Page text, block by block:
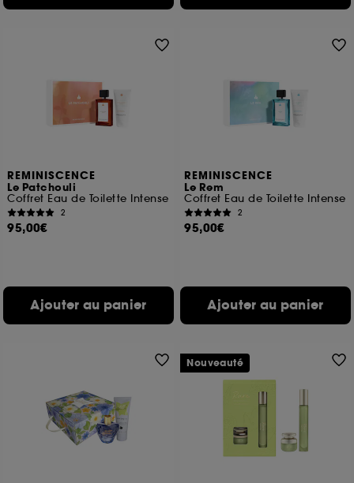
REMINISCENCE
Le Patchouli
Coffret Eau de Toilette Intense
2
95,00€
Ajouter au panier
REMINISCENCE
Le Rem
Coffret Eau de Toilette Intense
2
95,00€
Ajouter au panier
Nouveauté